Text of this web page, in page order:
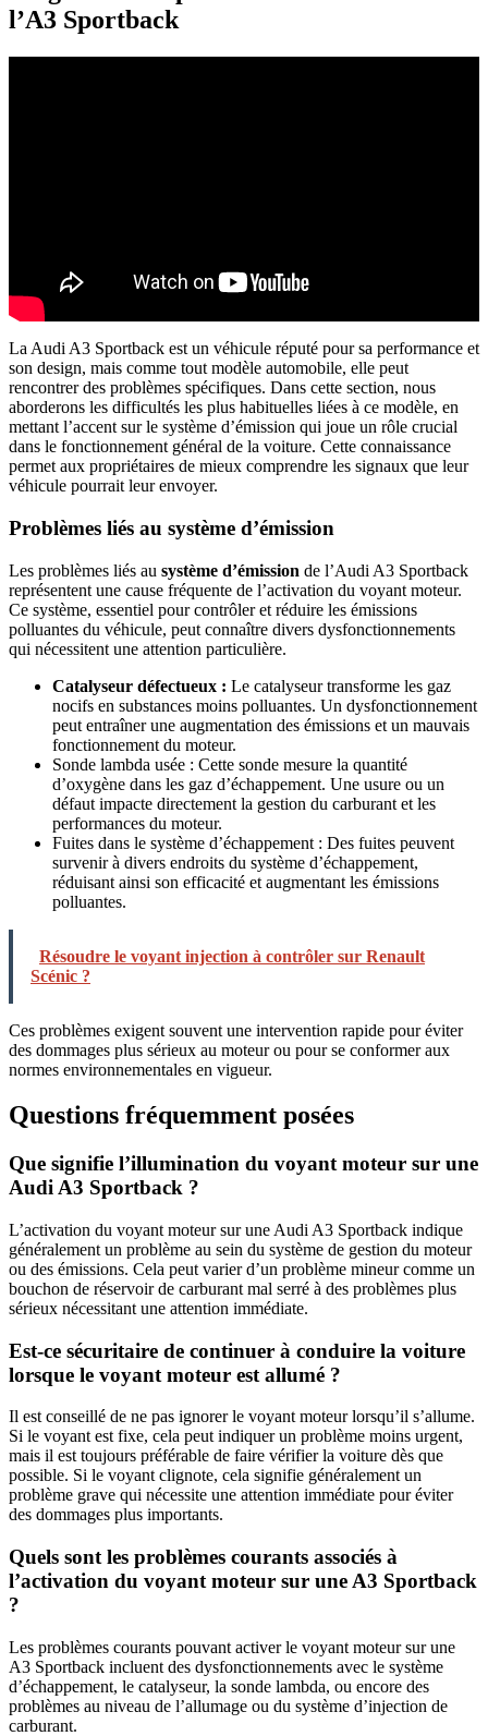
l’A3 Sportback
La Audi A3 Sportback est un véhicule réputé pour sa performance et
son design, mais comme tout modèle automobile, elle peut
rencontrer des problèmes spécifiques. Dans cette section, nous
aborderons les difficultés les plus habituelles liées à ce modèle, en
mettant l’accent sur le système d’émission qui joue un rôle crucial
dans le fonctionnement général de la voiture. Cette connaissance
permet aux propriétaires de mieux comprendre les signaux que leur
véhicule pourrait leur envoyer.
Problèmes liés au système d’émission
Les problèmes liés au système d’émission de l’Audi A3 Sportback
représentent une cause fréquente de l’activation du voyant moteur.
Ce système, essentiel pour contrôler et réduire les émissions
polluantes du véhicule, peut connaître divers dysfonctionnements
qui nécessitent une attention particulière.
Catalyseur défectueux : Le catalyseur transforme les gaz
nocifs en substances moins polluantes. Un dysfonctionnement
peut entraîner une augmentation des émissions et un mauvais
fonctionnement du moteur.
Sonde lambda usée : Cette sonde mesure la quantité
d’oxygène dans les gaz d’échappement. Une usure ou un
défaut impacte directement la gestion du carburant et les
performances du moteur.
Fuites dans le système d’échappement : Des fuites peuvent
survenir à divers endroits du système d’échappement,
réduisant ainsi son efficacité et augmentant les émissions
polluantes.
Résoudre le voyant injection à contrôler sur Renault
Scénic ?
Ces problèmes exigent souvent une intervention rapide pour éviter
des dommages plus sérieux au moteur ou pour se conformer aux
normes environnementales en vigueur.
Questions fréquemment posées
Que signifie l’illumination du voyant moteur sur une
Audi A3 Sportback ?
L’activation du voyant moteur sur une Audi A3 Sportback indique
généralement un problème au sein du système de gestion du moteur
ou des émissions. Cela peut varier d’un problème mineur comme un
bouchon de réservoir de carburant mal serré à des problèmes plus
sérieux nécessitant une attention immédiate.
Est-ce sécuritaire de continuer à conduire la voiture
lorsque le voyant moteur est allumé ?
Il est conseillé de ne pas ignorer le voyant moteur lorsqu’il s’allume.
Si le voyant est fixe, cela peut indiquer un problème moins urgent,
mais il est toujours préférable de faire vérifier la voiture dès que
possible. Si le voyant clignote, cela signifie généralement un
problème grave qui nécessite une attention immédiate pour éviter
des dommages plus importants.
Quels sont les problèmes courants associés à
l’activation du voyant moteur sur une A3 Sportback
?
Les problèmes courants pouvant activer le voyant moteur sur une
A3 Sportback incluent des dysfonctionnements avec le système
d’échappement, le catalyseur, la sonde lambda, ou encore des
problèmes au niveau de l’allumage ou du système d’injection de
carburant.